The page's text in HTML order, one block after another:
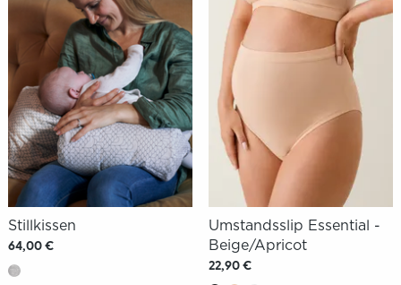
Stillkissen
64,00 €
Umstandsslip Essential -
Beige/Apricot
22,90 €